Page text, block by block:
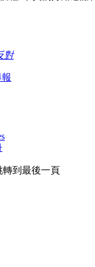
對
轉到最後一頁